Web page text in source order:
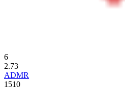
6
2.73
ADMR
1510